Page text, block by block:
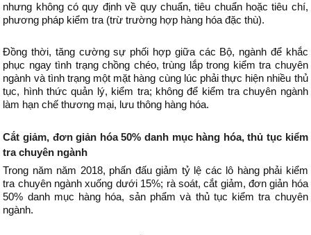
nhưng không có quy định về quy chuẩn, tiêu chuẩn hoặc tiêu chí,
phương pháp kiểm tra (trừ trường hợp hàng hóa đặc thù).
Đồng thời, tăng cường sự phối hợp giữa các Bộ, ngành để khắc
phục ngay tình trạng chồng chéo, trùng lắp trong kiểm tra chuyên
ngành và tình trạng một mặt hàng cùng lúc phải thực hiện nhiều thủ
tục, hình thức quản lý, kiểm tra; không để kiểm tra chuyên ngành
làm hạn chế thương mại, lưu thông hàng hóa.
Cắt giảm, đơn giản hóa 50% danh mục hàng hóa, thủ tục kiểm
tra chuyên ngành
Trong năm năm 2018, phấn đấu giảm tỷ lệ các lô hàng phải kiểm
tra chuyên ngành xuống dưới 15%; rà soát, cắt giảm, đơn giản hóa
50% danh mục hàng hóa, sản phẩm và thủ tục kiểm tra chuyên
ngành.